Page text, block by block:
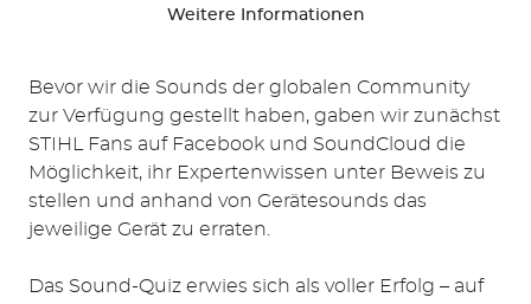
Weitere Informationen
Bevor wir die Sounds der globalen Community
zur Verfügung gestellt haben, gaben wir zunächst
STIHL Fans auf Facebook und SoundCloud die
Möglichkeit, ihr Expertenwissen unter Beweis zu
stellen und anhand von Gerätesounds das
jeweilige Gerät zu erraten.
Das Sound-Quiz erwies sich als voller Erfolg – auf